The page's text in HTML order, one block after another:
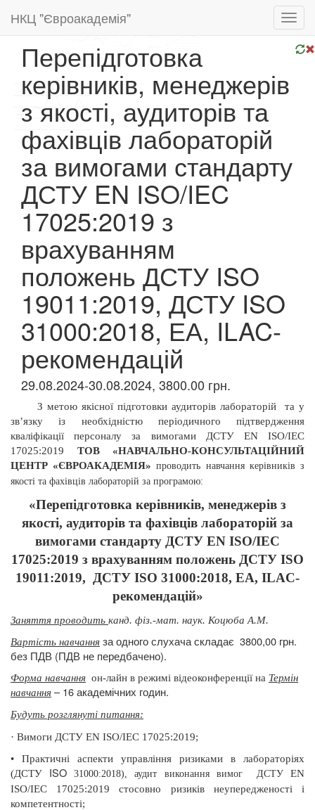
НКЦ "Євроакадемія"
Перепідготовка
керівників, менеджерів
з якості, аудиторів та
фахівців лабораторій
за вимогами стандарту
ДСТУ EN ISO/IEC
17025:2019 з
врахуванням
положень ДСТУ ISO
19011:2019, ДСТУ ISO
31000:2018, ЕА, ILAC-
рекомендацій
29.08.2024-30.08.2024, 3800.00 грн.
З метою якісної підготовки аудиторів лабораторій
та у
зв’язку із необхідністю періодичного підтвердження
кваліфікації персоналу за вимогами ДСТУ ENISO/IEC
17025:2019 ТОВ «НАВЧАЛЬНО-КОНСУЛЬТАЦІЙНИЙ
ЦЕНТР «ЄВРОАКАДЕМІЯ»проводить навчання керівників з
якості та фахівців лабораторій за програмою:
«Перепідготовка керівників, менеджерів з
якості, аудиторів та фахівців лабораторій за
вимогами стандарту ДСТУ EN ISO/IEC
17025:2019 з врахуванням положень ДСТУ ISO
19011:2019,
ДСТУ ISO 31000:2018, ЕА, ILAC-
рекомендацій»
Заняття проводить канд. фіз.-мат. наук. Коцюба А.М.
Вартість навчання за одного слухача складає 3800,00 грн.
без ПДВ (ПДВ не передбачено).
Форма навчання он-лайн в режимі відеоконференції на Термін
навчання – 16 академічних годин.
Будуть розглянуті питання:
· Вимоги ДСТУ EN ISO/IEC 17025:2019;
•
Практичні аспекти управління ризиками в лабораторіях
(ДСТУ ISO 31000:2018), аудит виконання вимог ДСТУ EN
ISO/IEC 17025:2019 стосовно ризиків неупередженості і
компетентності;